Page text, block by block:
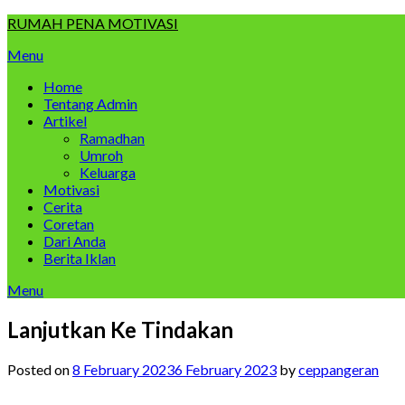
Skip
content
RUMAH PENA MOTIVASI
Menu
Home
Tentang Admin
Artikel
Ramadhan
Umroh
Keluarga
Motivasi
Cerita
Coretan
Dari Anda
Berita Iklan
Menu
Lanjutkan Ke Tindakan
Posted on8 February 20236 February 2023 byceppangeran